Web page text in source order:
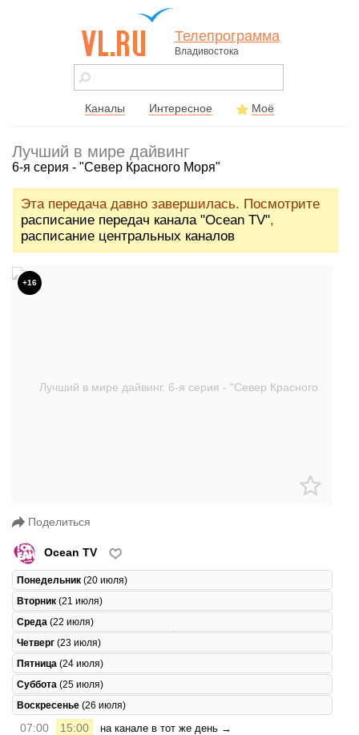
vl.ru - сайт
города
Телепрограмма
Владивостока
Каналы Интересное Моё
Лучший в мире дайвинг
6-я серия - "Север Красного Моря"
Эта передача давно завершилась. Посмотрите
расписание передач канала "Ocean TV",
расписание центральных каналов
+16
Поделиться
Ocean TV
Понедельник (20 июля)
Вторник (21 июля)
Среда (22 июля)
Четверг (23 июля)
Пятница (24 июля)
Суббота (25 июля)
Воскресенье (26 июля)
07:00 15:00
на канале в тот же день →